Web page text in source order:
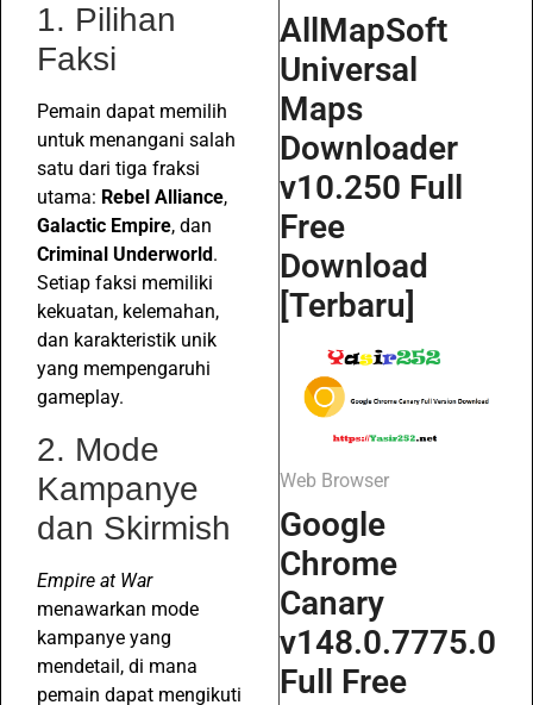
1. Pilihan
Faksi
Pemain dapat memilih
untuk menangani salah
satu dari tiga fraksi
utama: Rebel Alliance,
Galactic Empire, dan
Criminal Underworld .
Setiap faksi memiliki
kekuatan, kelemahan,
dan karakteristik unik
yang mempengaruhi
gameplay.
2. Mode
Kampanye
dan Skirmish
Empire at War
menawarkan mode
kampanye yang
mendetail, di mana
pemain dapat mengikuti
AllMapSoft
Universal
Maps
Downloader
v10.250 Full
Free
Download
[Terbaru]
Web Browser
Google
Chrome
Canary
v148.0.7775.0
Full Free